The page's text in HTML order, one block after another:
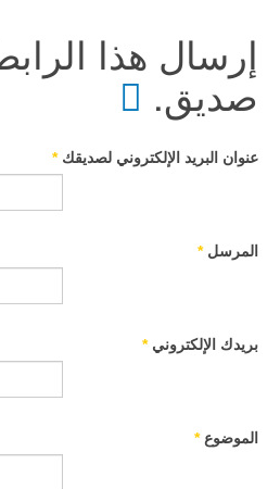
إرسال هذا
صديق.
عنوان البريد الإلكتروني لصديقك *
المرسل *
بريدك الإلكتروني *
الموضوع *